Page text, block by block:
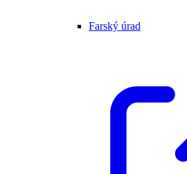
Farský úrad